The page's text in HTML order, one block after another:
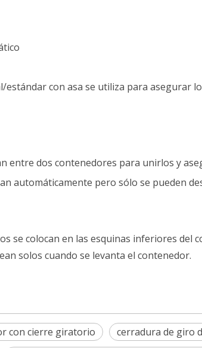
con asa se utiliza para asegurar
entre dos contenedores para unirlos y
automáticamente pero sólo se pueden
se colocan en las esquinas inferiores del
solos cuando se levanta el contenedor.
con cierre giratorio cerradura de giro